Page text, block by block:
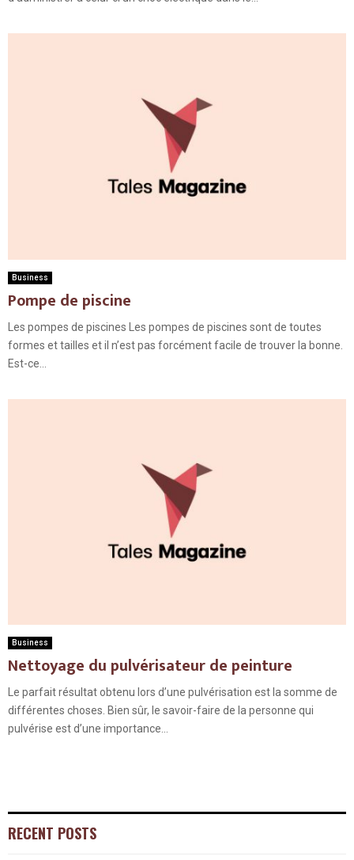
Business
Pompe de piscine
Les pompes de piscines Les pompes de piscines sont de toutes
formes et tailles et il n’est pas forcément facile de trouver la bonne.
Est-ce...
Business
Nettoyage du pulvérisateur de peinture
Le parfait résultat obtenu lors d’une pulvérisation est la somme de
différentes choses. Bien sûr, le savoir-faire de la personne qui
pulvérise est d’une importance...
RECENT POSTS